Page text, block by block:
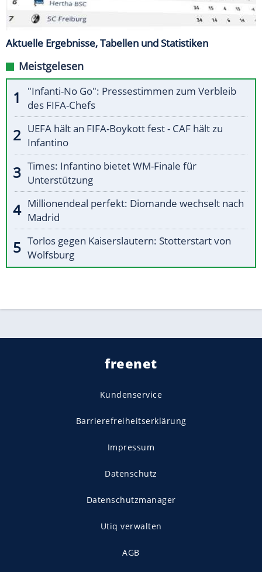
Aktuelle Ergebnisse, Tabellen und Statistiken
Meistgelesen
"Infanti-No Go": Pressestimmen zum Verbleib
des FIFA-Chefs
UEFA hält an FIFA-Boykott fest - CAF hält zu
Infantino
Times: Infantino bietet WM-Finale für
Unterstützung
Millionendeal perfekt: Diomande wechselt nach
Madrid
Torlos gegen Kaiserslautern: Stotterstart von
Wolfsburg
freenet
Kundenservice
Barrierefreiheitserklärung
Impressum
Datenschutz
Datenschutzmanager
Utiq verwalten
AGB